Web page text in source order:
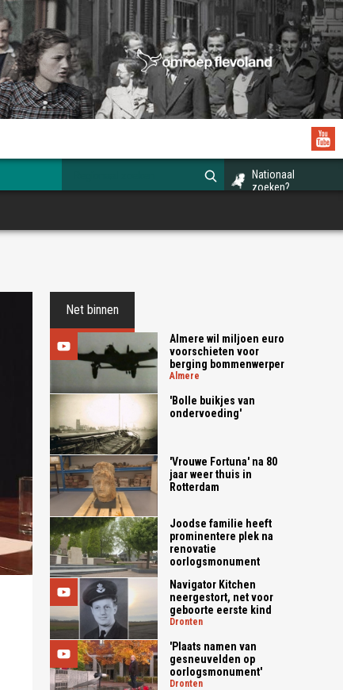
Nationaal
zoeken?
Net binnen
Almere wil miljoen euro
voorschieten voor
berging bommenwerper
almere
'Bolle buikjes van
ondervoeding'
'Vrouwe Fortuna' na 80
jaar weer thuis in
Rotterdam
Joodse familie heeft
prominentere plek na
renovatie
oorlogsmonument
Navigator Kitchen
neergestort, net voor
geboorte eerste kind
dronten
'Plaats namen van
gesneuvelden op
oorlogsmonument'
dronten